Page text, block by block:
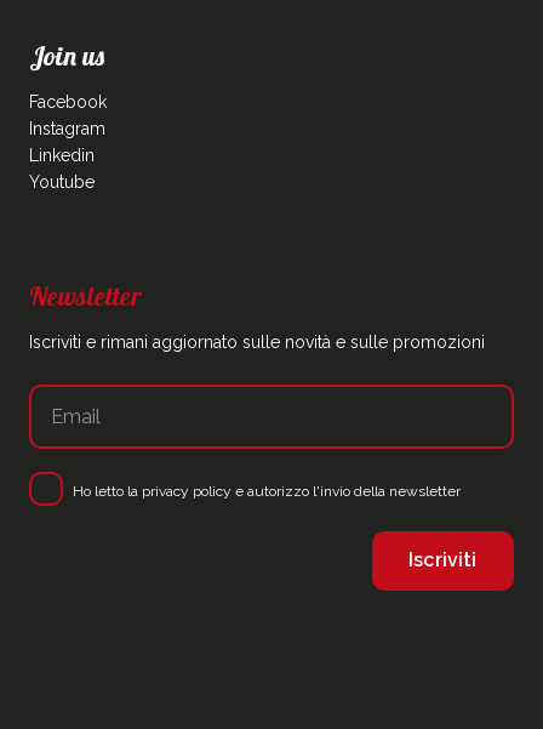
Join us
Facebook
Instagram
Linkedin
Youtube
Newsletter
Iscriviti e rimani aggiornato sulle novità e sulle promozioni
Ho letto la privacy policy e autorizzo l'invio della newsletter